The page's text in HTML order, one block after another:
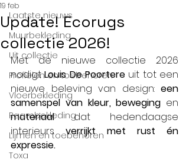
Laatste nieuws
Muurbekleding
Uit collectie
Profielen en toebehoren
Vloerbekleding
Raambekleding
Lijmen en toebehoren
Toxa
Update! Ecorugs
collectie 2026!
19 feb
Met de nieuwe collectie 2026
nodigt Louis De Poortere uit tot een
nieuwe beleving van design: een
samenspel van kleur, beweging
materiaal dat hedendaagse
interieurs verrijkt met rust én
expressie.